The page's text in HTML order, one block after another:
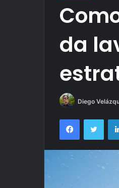
da
Diego
Facebook